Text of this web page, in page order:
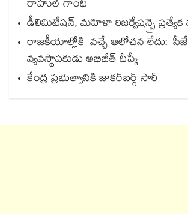
రాహుల్ గాంధీ
డీలిమిటేషన్, మహిళా రిజర్వేషన్పై
రాజకీయాల్లోకి వచ్చే ఆలోచన లేదు:
వ్యవస్థాపకుడు అభిజీత్ దీప్కే
కేంద్ర ప్రభుత్వానికి జుకర్‌‌‌‌‌‌‌‌‌‌‌‌‌‌‌‌‌‌‌‌‌‌‌‌‌‌‌‌‌‌‌‌బర్గ్ సారీ